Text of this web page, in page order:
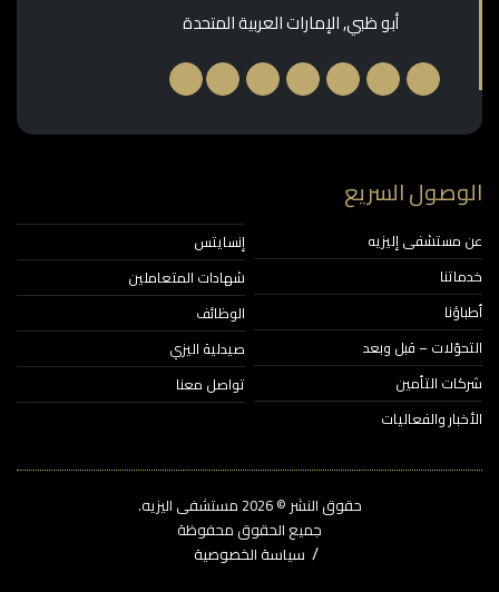
أبو ظبي, الإمارات العربية المتحدة
السريع
إليزيه
– قبل وبعد
التأمين
والفعاليات
إنسايتس
شهادات المتعاملين
الوظائف
صيدلية اليزي
تواصل معنا
حقوق النشر © 2026‎ مستشفى اليزيه.
جميع الحقوق محفوظة
سياسة الخصوصية